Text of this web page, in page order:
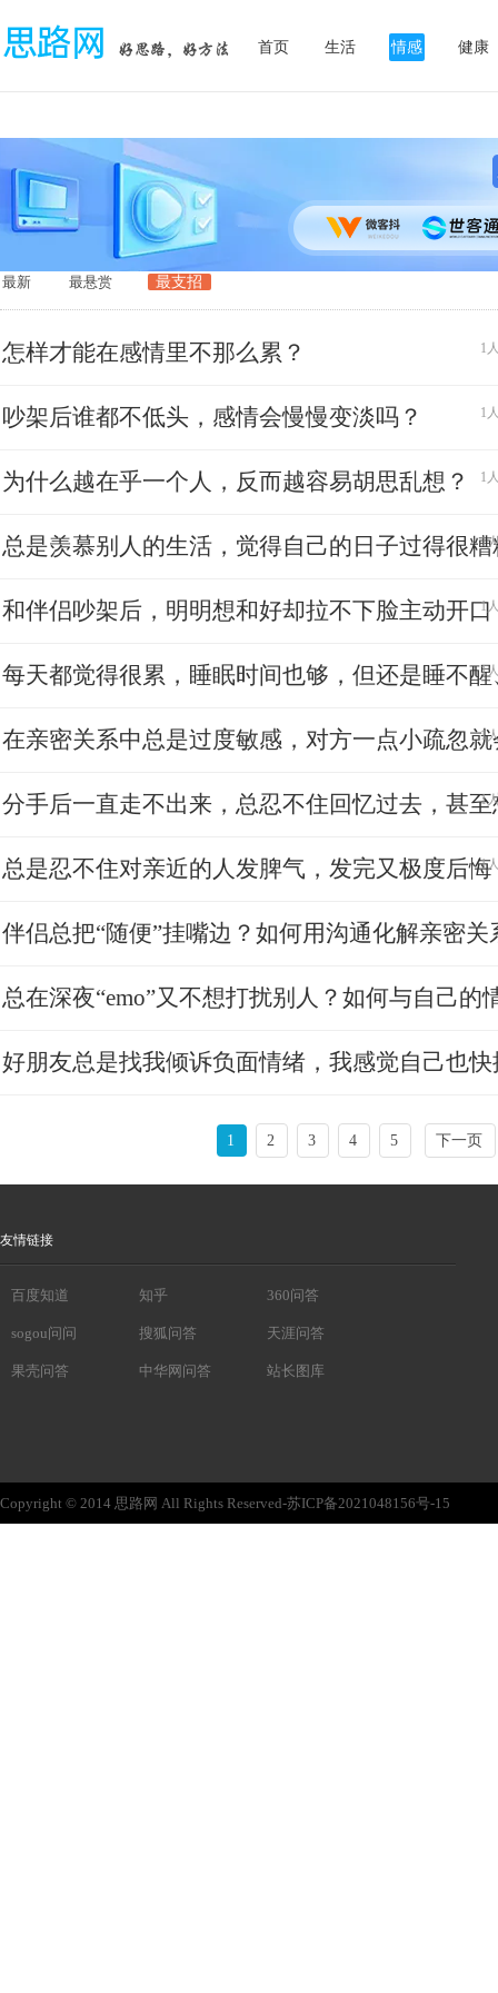
首页 生活 情感 健康
最新 最悬赏 最支招
怎样才能在感情里不那么累？ 1
吵架后谁都不低头，感情会慢慢变淡吗？ 1
为什么越在乎一个人，反而越容易胡思乱想？ 1
总是羡慕别人的生活，觉得自己的日子过得很 1
和伴侣吵架后，明明想和好却拉不下脸主动开 1
每天都觉得很累，睡眠时间也够，但还是睡不 1
在亲密关系中总是过度敏感，对方一点小疏忽 1
分手后一直走不出来，总忍不住回忆过去，甚 1
总是忍不住对亲近的人发脾气，发完又极度后 1
伴侣总把“随便”挂嘴边？如何用沟通化解亲密关
总在深夜“emo”又不想打扰别人？如何与自己的
好朋友总是找我倾诉负面情绪，我感觉自己也
1 2 3 4 5 下一页
友情链接
百度知道 知乎 360问答
sogou问问 搜狐问答 天涯问答
果壳问答 中华网问答 站长图库
Copyright © 2014 思路网 All Rights Reserved-苏ICP备2021048156号-15